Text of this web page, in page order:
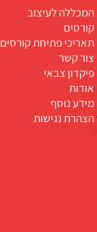
המכללה לעיצוב
קורסים
תאריכי פתיחת קורסים
צור קשר
פיקדון צבאי
אודות
מידע נוסף
הצהרת נגישות